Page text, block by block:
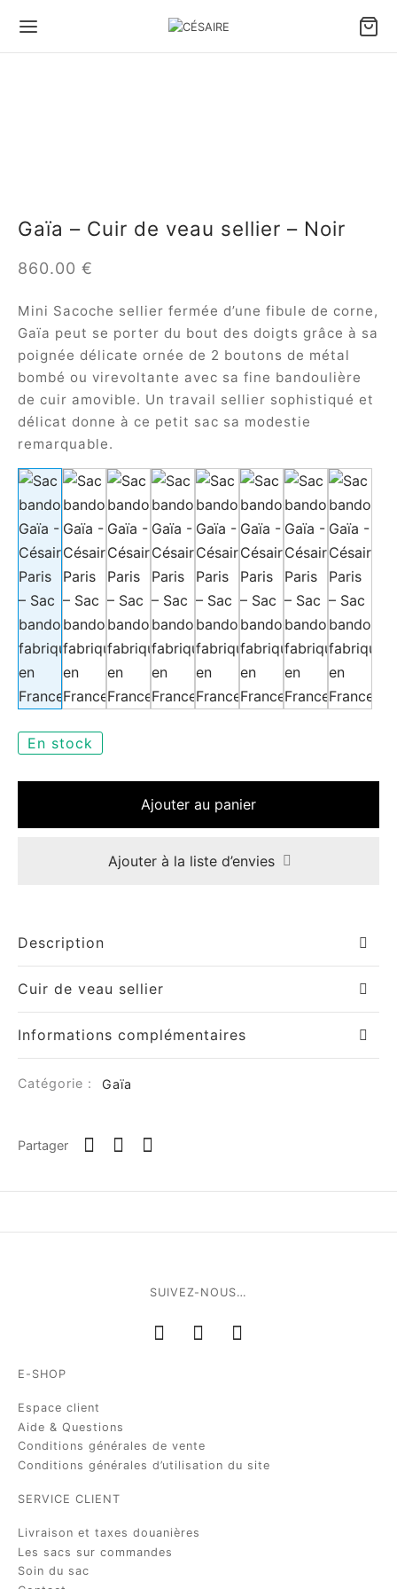
Gaïa – Cuir de veau sellier – Noir
860.00 €
Mini Sacoche sellier fermée d’une fibule de corne,
Gaïa peut se porter du bout des doigts grâce à sa
poignée délicate ornée de 2 boutons de métal
bombé ou virevoltante avec sa fine bandoulière
de cuir amovible. Un travail sellier sophistiqué et
délicat donne à ce petit sac sa modestie
remarquable.
En stock
Ajouter au panier
Ajouter à la liste d’envies
Description
Cuir de veau sellier
Informations complémentaires
Catégorie : Gaïa
Partager
SUIVEZ-NOUS…
E-SHOP
Espace client
Aide & Questions
Conditions générales de vente
Conditions générales d’utilisation du site
SERVICE CLIENT
Livraison et taxes douanières
Les sacs sur commandes
Soin du sac